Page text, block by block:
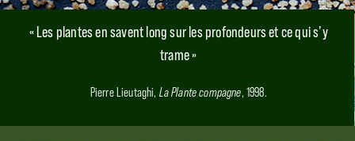
« Les plantes en savent long sur les profondeurs et ce qui s’y
trame »
Pierre Lieutaghi, La Plante compagne, 1998.